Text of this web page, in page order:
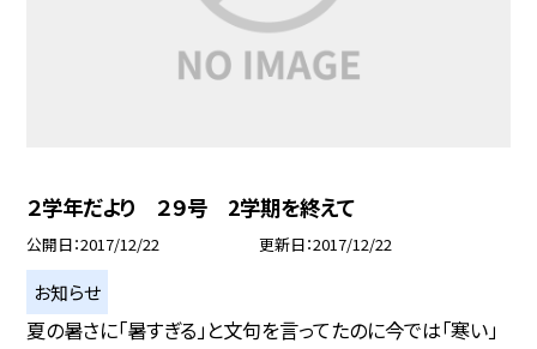
２学年だより ２９号 2学期を終えて
公開日 2017/12/22 更新日 2017/12/22
お知らせ
夏の暑さに「暑すぎる」と文句を言ってたのに今では「寒い」